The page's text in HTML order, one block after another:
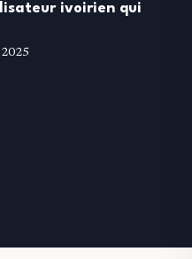
ivoirien qui